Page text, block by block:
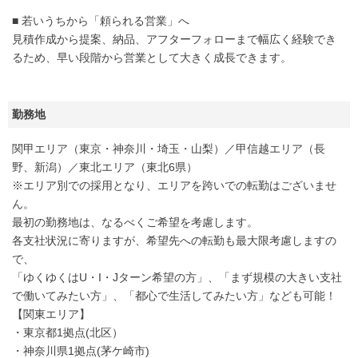
■ 若いうちから「頼られる営業」へ
見積作成から提案、納品、アフターフォローまで幅広く経験でき
るため、早い段階から営業として大きく成長できます。
勤務地
関甲エリア（東京・神奈川・埼玉・山梨）／甲信越エリア（長
野、新潟）／東北エリア（東北6県）
※エリア別での採用となり、エリアを跨いでの転勤はございませ
ん。
最初の勤務地は、なるべくご希望を考慮します。
各支社状況に寄りますが、希望先への転勤も最大限考慮しますの
で、
「ゆくゆくはU・I・Jターン希望の方」、「まず規模の大きい支社
で働いてみたい方」、「都心で生活してみたい方」なども可能！
【関東エリア】
・東京都1拠点(北区）
・神奈川県1拠点(茅ケ崎市)